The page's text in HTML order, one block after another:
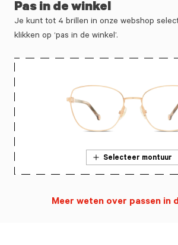
Pas in de winkel
Je kunt tot 4 brillen in onze webshop
klikken op ‘pas in de winkel’.
Selecteer montuur
Meer weten over passen in